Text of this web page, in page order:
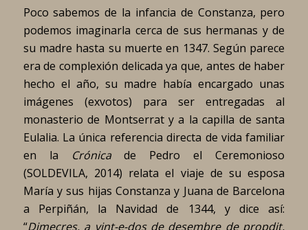
Poco sabemos de la infancia de Constanza, pero
podemos imaginarla cerca de sus hermanas y de
su madre hasta su muerte en 1347. Según parece
era de complexión delicada ya que, antes de haber
hecho el año, su madre había encargado unas
imágenes (exvotos) para ser entregadas al
monasterio de Montserrat y a la capilla de santa
Eulalia. La única referencia directa de vida familiar
en la
Crónicade Pedro el Ceremonioso
(SOLDEVILA, 2014) relata el viaje de su esposa
María y sus hijas Constanza y Juana de Barcelona
a Perpiñán, la Navidad de 1344, y dice así:
“Dimecres, a vint-e-dos de desembre de propdit,